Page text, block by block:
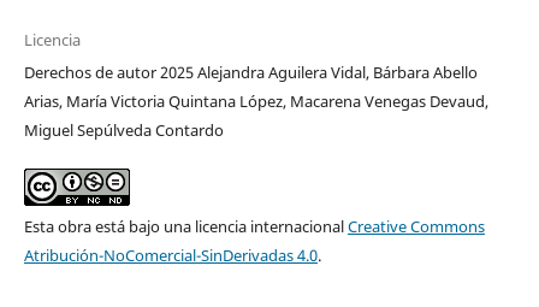
Licencia
Derechos de autor 2025 Alejandra Aguilera Vidal, Bárbara Abello
Arias, María Victoria Quintana López, Macarena Venegas Devaud,
Miguel Sepúlveda Contardo
Esta obra está bajo una licencia internacionalCreative Commons
Atribución-NoComercial-SinDerivadas 4.0.